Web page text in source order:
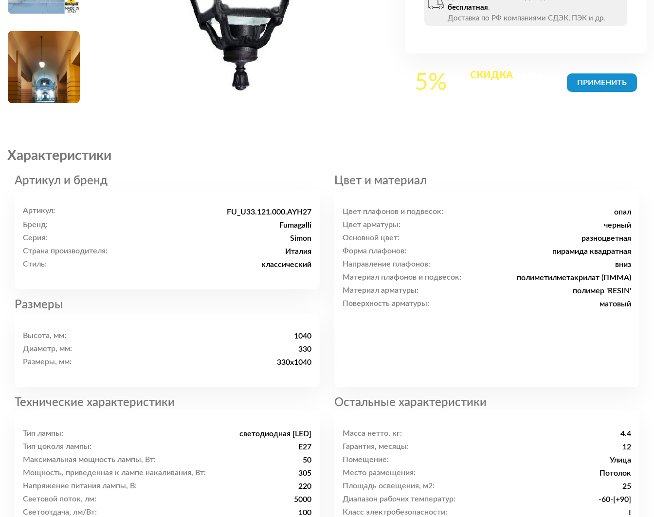
бесплатная.
Доставка по РФ компаниями СДЭК, ПЭК и др.
5% СКИДКА
Характеристики
Артикул и бренд
Артикул:
FU_U33.121.000.AYH27
Бренд:
Fumagalli
Серия:
Simon
Страна производителя:
Италия
Стиль:
классический
Размеры
Высота, мм:
1040
Диаметр, мм:
330
Размеры, мм:
330x1040
Цвет и материал
Цвет плафонов и подвесок:
опал
Цвет арматуры:
черный
Основной цвет:
разноцветная
Форма плафонов:
пирамида квадратная
Направление плафонов:
вниз
Материал плафонов и подвесок:
полиметилметакрилат (ПММА)
Материал арматуры:
полимер 'RESIN'
Поверхность арматуры:
матовый
Технические характеристики
Тип лампы:
светодиодная [LED]
Тип цоколя лампы:
E27
Максимальная мощность лампы, Вт:
50
Мощность, приведенная к лампе накаливания, Вт:
305
Напряжение питания лампы, В:
220
Световой поток, лм:
5000
Светоотдача, лм/Вт:
100
Остальные характеристики
Масса нетто, кг:
4.4
Гарантия, месяцы:
12
Помещение:
Улица
Место размещения:
Потолок
Площадь освещения, м2:
25
Диапазон рабочих температур:
-60-[+90]
Класс электробезопасности:
I